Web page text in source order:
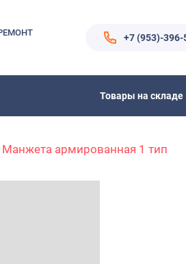
+7 (953)-396-
Товары на складе
армированная 1 тип